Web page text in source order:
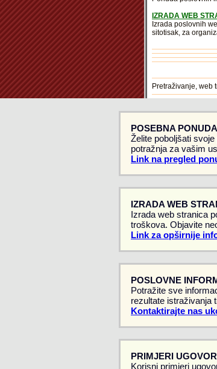
IZRADA WEB
Izrada poslovnih
sitotisak, za
Pretraživanje, web
POSEBNA
Želite poboljšati
potražnja za vašim
Link na pregled
IZRADA WEB
Izrada web stranica
troškova. Objavite
Link za opširnije
POSLOVNE
Potražite sve
rezultate istraživanja
Kontaktirajte nas
PRIMJERI
Korisni primjeri